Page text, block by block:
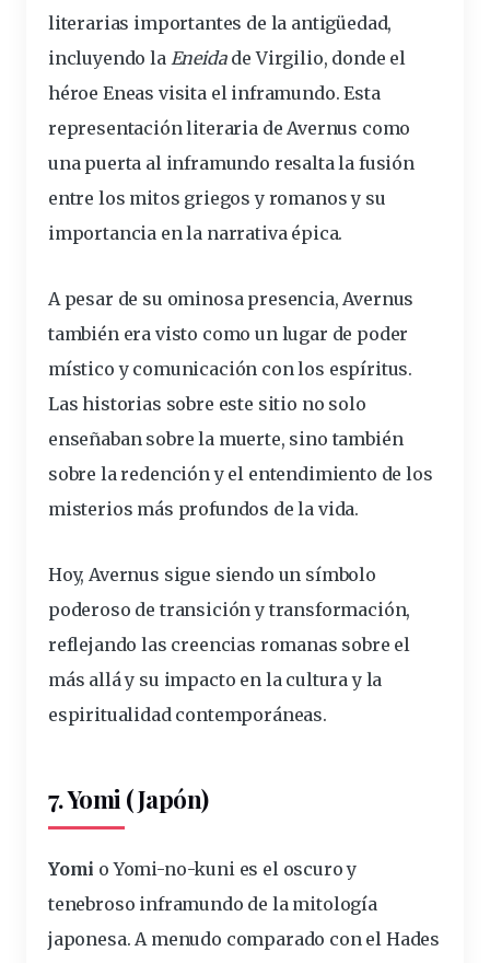
literarias importantes de la antigüedad,
incluyendo la Eneidade Virgilio, donde el
héroe Eneas visita el inframundo. Esta
representación literaria de Avernus como
una puerta al inframundo resalta la fusión
entre los mitos griegos y romanos y su
importancia en la narrativa épica.
A pesar de su ominosa presencia, Avernus
también era visto como un lugar de poder
místico y comunicación con los espíritus.
Las historias sobre este sitio no solo
enseñaban sobre la muerte, sino también
sobre la redención y el entendimiento de los
misterios más profundos de la vida.
Hoy, Avernus sigue siendo un símbolo
poderoso de transición y transformación,
reflejando las creencias romanas sobre el
más allá y su impacto en la cultura y la
espiritualidad contemporáneas.
7. Yomi (Japón)
Yomi o Yomi-no-kuni es el oscuro y
tenebroso inframundo de la mitología
japonesa. A menudo comparado con el Hades